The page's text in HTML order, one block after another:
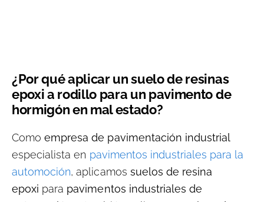
¿Por qué aplicar un suelo de resinas
epoxi a rodillo para un pavimento de
hormigón en mal estado?
Comoempresa de pavimentación industrial
especialista en pavimentos industriales para la
automoción, aplicamos suelos de resina
epoxi para pavimentos industriales de